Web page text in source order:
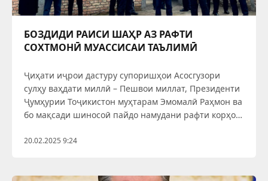
БОЗДИДИ РАИСИ ШАҲР АЗ РАФТИ
СОХТМОНӢ МУАССИСАИ ТАЪЛИМӢ
Ҷиҳати иҷрои дастуру супоришҳои Асосгузори
сулҳу ваҳдати миллӣ – Пешвои миллат, Президенти
Ҷумҳурии Тоҷикистон муҳтарам Эмомалӣ Раҳмон ва
бо мақсади шиносоӣ пайдо намудани рафти корҳои
шаҳри Ваҳдат Мирзо Исмоилзода бо рафти корҳои
20.02.2025 9:24